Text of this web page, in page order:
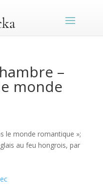
–
monde
le monde romantique »;
au feu hongrois, par